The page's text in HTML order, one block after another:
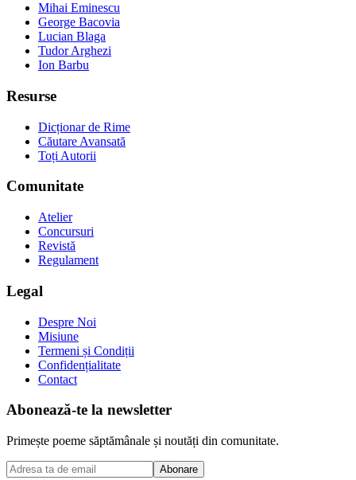
Mihai Eminescu
George Bacovia
Lucian Blaga
Tudor Arghezi
Ion Barbu
Resurse
Dicționar de Rime
Căutare Avansată
Toți Autorii
Comunitate
Atelier
Concursuri
Revistă
Regulament
Legal
Despre Noi
Misiune
Termeni și Condiții
Confidențialitate
Contact
Abonează-te la newsletter
Primește poeme săptămânale și noutăți din comunitate.
Abonare